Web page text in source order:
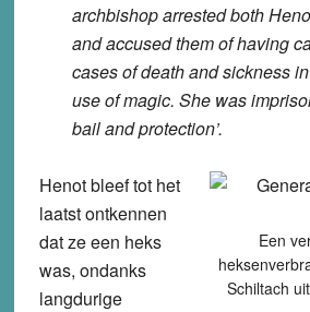
archbishop arrested both
and accused them of having
cases of death and sickness
use of magic. She was
bail and protection’.
Een
Schiltach
Henot bleef tot het
laatst ontkennen
dat ze een heks
was, ondanks
langdurige